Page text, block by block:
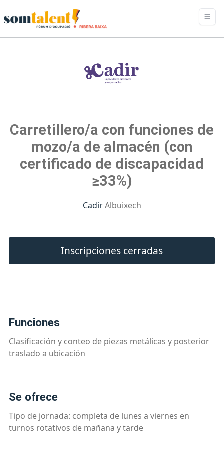
Carretillero/a con funciones de
mozo/a de almacén (con
certificado de discapacidad
≥33%)
Cadir Albuixech
Inscripciones cerradas
funciones
Clasificación y conteo de piezas metálicas y posterior
traslado a ubicación
se ofrece
Tipo de jornada: completa de lunes a viernes en
turnos rotativos de mañana y tarde